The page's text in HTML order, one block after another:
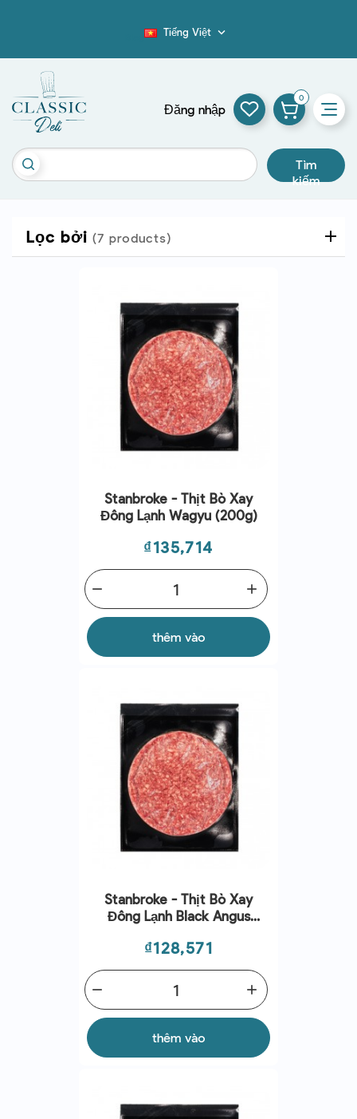
Tiếng Việt 
Tìm
kiếm
Đăng nhập
0
Lọc bởi (7 products)
Stanbroke - Thịt Bò Xay
Đông Lạnh Wagyu (200g)
Giá
₫135,714
add
remove
thêm vào
Stanbroke - Thịt Bò Xay
Đông Lạnh Black Angus
Giá
₫128,571
add
remove
thêm vào